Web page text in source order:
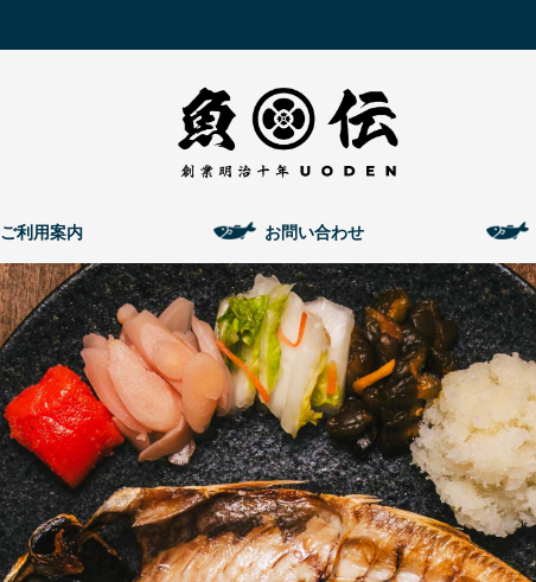
ご利用案内 お問い合わせ